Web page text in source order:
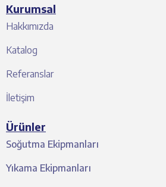
Kurumsal
Hakkımızda
Katalog
Referanslar
İletişim
Ürünler
Soğutma Ekipmanları
Yıkama Ekipmanları